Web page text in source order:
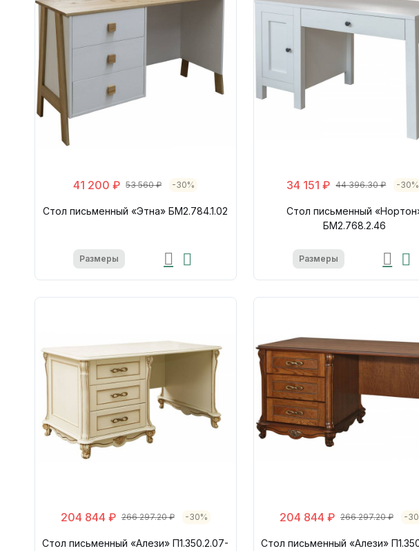
41 200 ₽ 53 560 ₽ -30%
Стол письменный «Этна» БМ2.784.1.02
Размеры
34 151 ₽ 44 396.30 ₽ -30%
Стол письменный
БМ2.768.2.46
Размеры
204 844 ₽ 266 297.20 ₽ -30%
Стол письменный «Алези» П1.350.2.07-
204 844 ₽ 266 297.20 ₽ -
Стол письменный «Алези»